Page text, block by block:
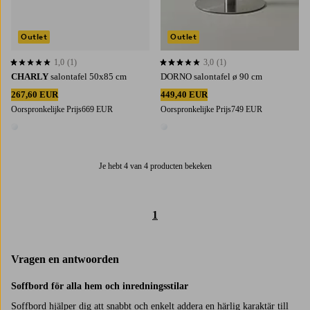
CHARLY salontafel 50x85 cm
267,60 EUR
Oorspronkelijke Prijs669 EUR
1,0 op basis van 1 beoordelingen
1,0 (1)
Outlet
DORNO salontafel ø 90 cm
449,40 EUR
Oorspronkelijke Prijs749 EUR
3,0 op basis van 1 beoordelingen
3,0 (1)
Outlet
Je hebt 4 van 4 producten bekeken
1
Vragen en antwoorden
Soffbord för alla hem och inredningsstilar
Soffbord hjälper dig att snabbt och enkelt addera en härlig karaktär till